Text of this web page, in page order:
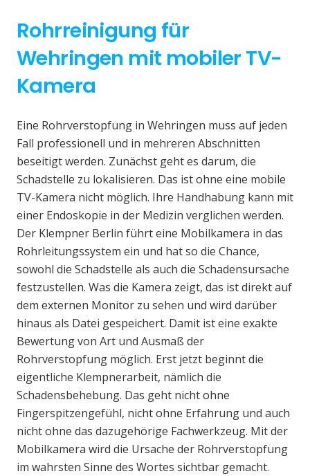
Rohrreinigung für
Wehringen mit mobiler TV-
Kamera
Eine Rohrverstopfung in Wehringen muss auf jeden
Fall professionell und in mehreren Abschnitten
beseitigt werden. Zunächst geht es darum, die
Schadstelle zu lokalisieren. Das ist ohne eine mobile
TV-Kamera nicht möglich. Ihre Handhabung kann mit
einer Endoskopie in der Medizin verglichen werden.
Der Klempner Berlin führt eine Mobilkamera in das
Rohrleitungssystem ein und hat so die Chance,
sowohl die Schadstelle als auch die Schadensursache
festzustellen. Was die Kamera zeigt, das ist direkt auf
dem externen Monitor zu sehen und wird darüber
hinaus als Datei gespeichert. Damit ist eine exakte
Bewertung von Art und Ausmaß der
Rohrverstopfung möglich. Erst jetzt beginnt die
eigentliche Klempnerarbeit, nämlich die
Schadensbehebung. Das geht nicht ohne
Fingerspitzengefühl, nicht ohne Erfahrung und auch
nicht ohne das dazugehörige Fachwerkzeug. Mit der
Mobilkamera wird die Ursache der Rohrverstopfung
im wahrsten Sinne des Wortes sichtbar gemacht.